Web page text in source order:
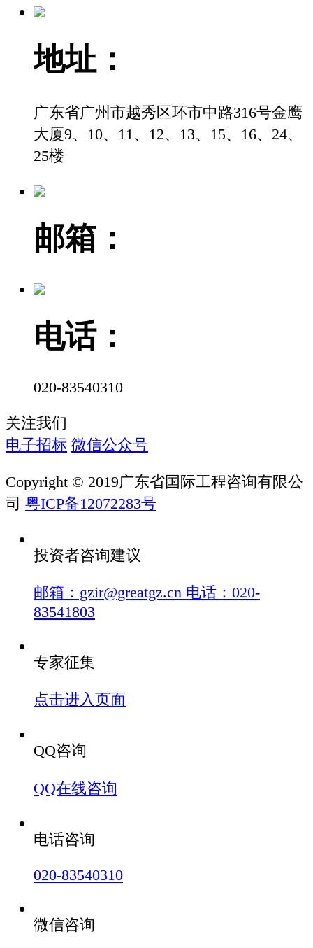
地址：
广东省广州市越秀区环市中路316号金鹰
大厦9、10、11、12、13、15、16、24、
25楼
邮箱：
电话：
020-83540310
关注我们
电子招标 微信公众号
Copyright © 2019广东省国际工程咨询有限公
司 粤ICP备12072283号
投资者咨询建议
邮箱：gzir@greatgz.cn 电话：020-
83541803
专家征集
点击进入页面
QQ咨询
QQ在线咨询
电话咨询
020-83540310
微信咨询